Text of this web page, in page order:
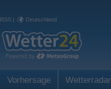
RSS | Deutschland
Vorhersage Wetterradar